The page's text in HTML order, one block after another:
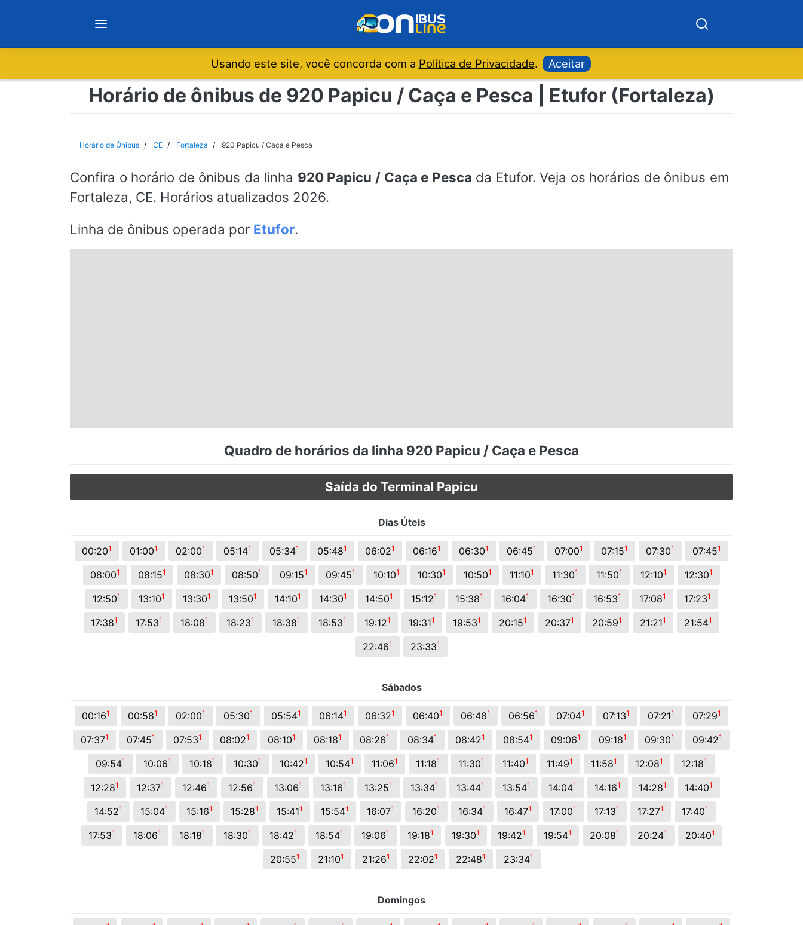
Notícias
São Paulo
Rio de Janeiro
Nordeste
© 2026 Viva City Serviços Digitais Ltda. Todos os direitos reservados.
Usando este site, você concorda com a Política de Privacidade. Aceitar
Horário de ônibus de 920 Papicu / Caça e Pesca | Etufor (Fortaleza)
Horário de Ônibus CE Fortaleza 920 Papicu / Caça e Pesca
Confira o horário de ônibus da linha 920 Papicu / Caça e Pesca da Etufor. Veja os horários de ônibus em
Fortaleza, CE. Horários atualizados 2026.
Linha de ônibus operada por Etufor.
Quadro de horários da linha 920 Papicu / Caça e Pesca
Saída do Terminal Papicu
Dias Úteis
00:201 01:001 02:001 05:141 05:341 05:481 06:021 06:161 06:301 06:451 07:001 07:151 07:301 07:451
08:001 08:151 08:301 08:501 09:151 09:451 10:101 10:301 10:501 11:101 11:301 11:501 12:101 12:301
12:501 13:101 13:301 13:501 14:101 14:301 14:501 15:121 15:381 16:041 16:301 16:531 17:081 17:231
17:381 17:531 18:081 18:231 18:381 18:531 19:121 19:311 19:531 20:151 20:371 20:591 21:211 21:541
22:461 23:331
Sábados
00:161 00:581 02:001 05:301 05:541 06:141 06:321 06:401 06:481 06:561 07:041 07:131 07:211 07:291
07:371 07:451 07:531 08:021 08:101 08:181 08:261 08:341 08:421 08:541 09:061 09:181 09:301 09:421
09:541 10:061 10:181 10:301 10:421 10:541 11:061 11:181 11:301 11:401 11:491 11:581 12:081 12:181
12:281 12:371 12:461 12:561 13:061 13:161 13:251 13:341 13:441 13:541 14:041 14:161 14:281 14:401
14:521 15:041 15:161 15:281 15:411 15:541 16:071 16:201 16:341 16:471 17:001 17:131 17:271 17:401
17:531 18:061 18:181 18:301 18:421 18:541 19:061 19:181 19:301 19:421 19:541 20:081 20:241 20:401
20:551 21:101 21:261 22:021 22:481 23:341
Domingos